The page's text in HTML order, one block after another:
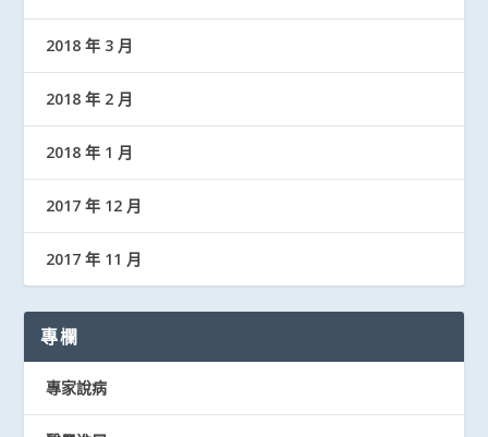
2018 年 3 月
2018 年 2 月
2018 年 1 月
2017 年 12 月
2017 年 11 月
專欄
專家說病